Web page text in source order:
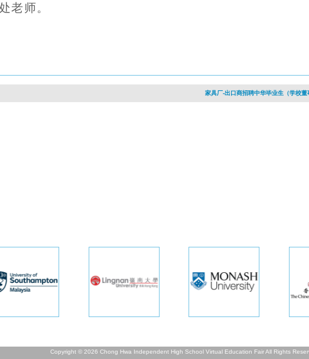
老师。
家具厂-出口商招聘中华毕业生（学校董
Copyright © 2026 Chong Hwa Independent High School Virtual Education Fair All Rights